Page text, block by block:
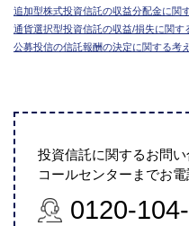
追加型株式投資信託の収益分配金に関
通貨選択型投資信託の収益/損失に関す
公募投信の信託報酬の決定に関する考
投資信託に関するお問
コールセンターまでお
0120-